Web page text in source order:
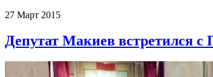
27 Март 2015
Депутат Макиев встретился